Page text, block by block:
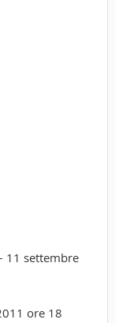
11 settembre
ore 18